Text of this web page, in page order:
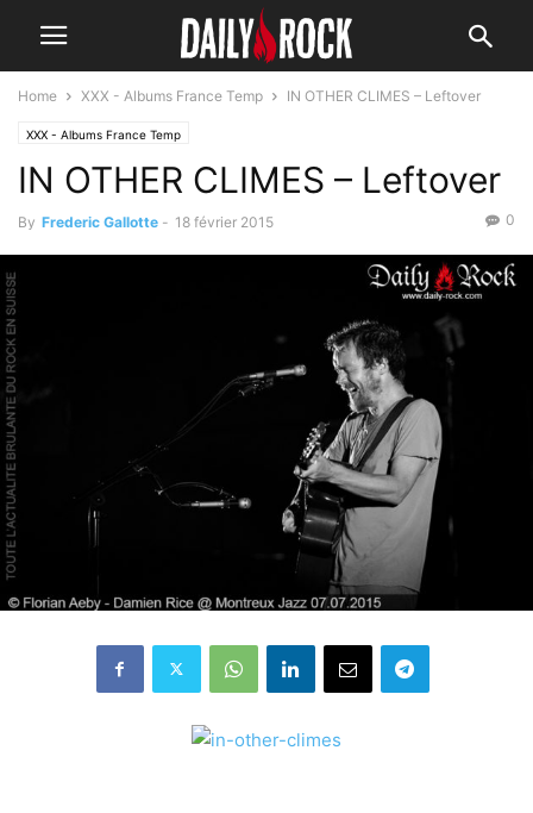
Home XXX - Albums France Temp IN OTHER CLIMES – Leftover
XXX - Albums France Temp
IN OTHER CLIMES – Leftover
By Frederic Gallotte - 18 février 2015 0